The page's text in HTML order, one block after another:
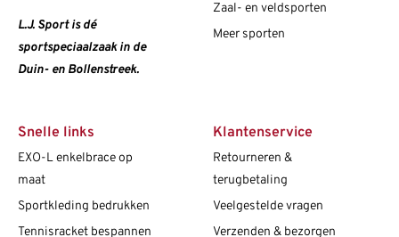
L.J. Sport is dé
sportspeciaalzaak in de
Duin- en Bollenstreek.
Zaal- en veldsporten
Meer sporten
Snelle links
EXO-L enkelbrace op
maat
Sportkleding bedrukken
Tennisracket bespannen
Klantenservice
Retourneren &
terugbetaling
Veelgestelde vragen
Verzenden & bezorgen